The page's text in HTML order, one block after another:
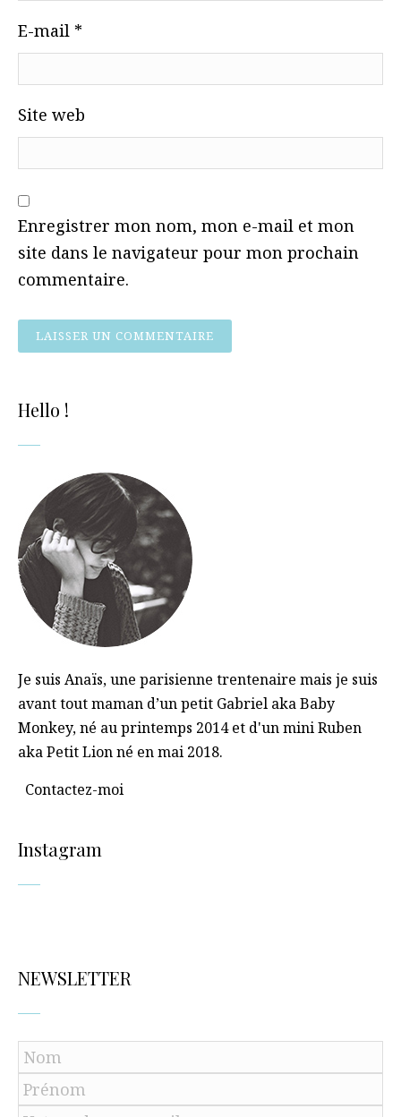
E-mail *
Site web
Enregistrer mon nom, mon e-mail et mon
site dans le navigateur pour mon prochain
commentaire.
Hello !
Je suis Anaïs, une parisienne trentenaire mais je suis
avant tout maman d’un petit Gabriel aka Baby
Monkey, né au printemps 2014 et d'un mini Ruben
aka Petit Lion né en mai 2018.
Contactez-moi
Instagram
NEWSLETTER